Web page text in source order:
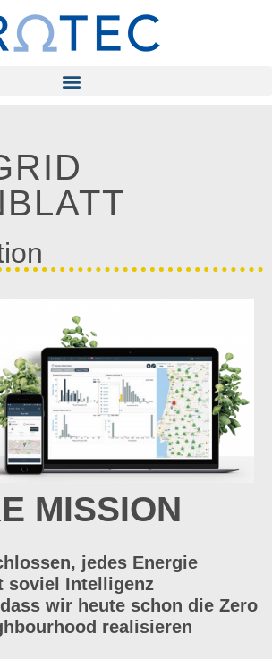
MISSION
jedes Energie
soviel Intelligenz
wir heute schon die Zero
realisieren